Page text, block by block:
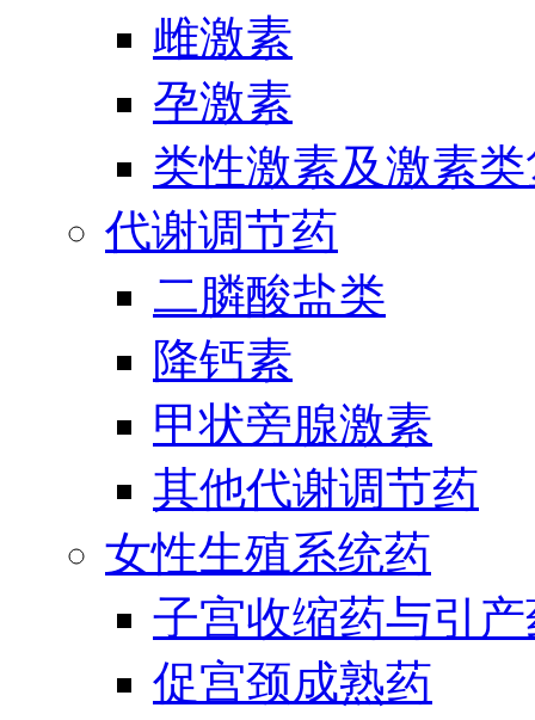
雌激素
孕激素
类性激素及激素
代谢调节药
二膦酸盐类
降钙素
甲状旁腺激素
其他代谢调节药
女性生殖系统药
子宫收缩药与引
促宫颈成熟药